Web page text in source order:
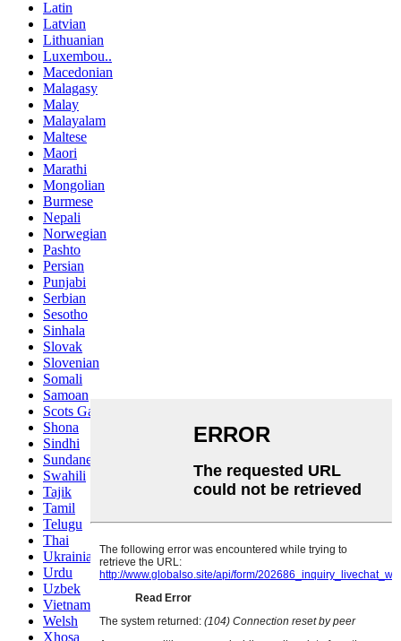
Latin
Latvian
Lithuanian
Luxembou..
Macedonian
Malagasy
Malay
Malayalam
Maltese
Maori
Marathi
Mongolian
Burmese
Nepali
Norwegian
Pashto
Persian
Punjabi
Serbian
Sesotho
Sinhala
Slovak
Slovenian
Somali
Samoan
Scots Gaelic
Shona
Sindhi
Sundanese
Swahili
Tajik
Tamil
Telugu
Thai
Ukrainian
Urdu
Uzbek
Vietnamese
Welsh
Xhosa